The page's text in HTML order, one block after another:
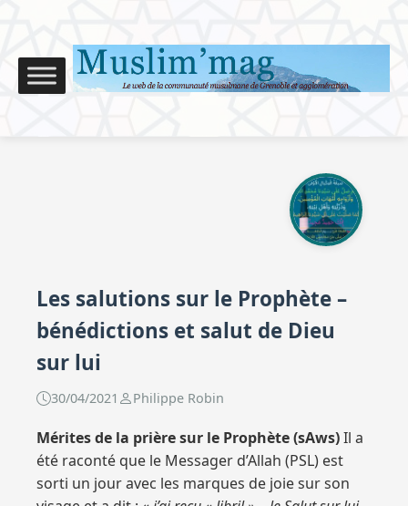
Les salutions sur le Prophète –
bénédictions et salut de Dieu
sur lui
30/04/2021 Philippe Robin
Mérites de la prière sur le Prophète (sAws)Il a
été raconté que le Messager d’Allah (PSL) est
sorti un jour avec les marques de joie sur son